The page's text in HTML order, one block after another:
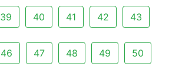
39 40 41 42 43
46 47 48 49 50